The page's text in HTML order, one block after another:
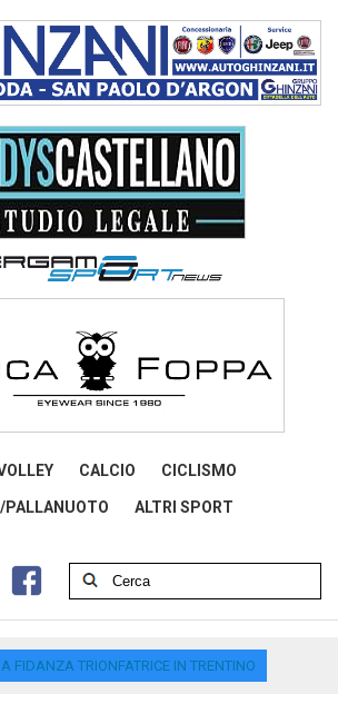
CALCIO CICLISMO
PALLANUOTO ALTRI SPORT
FIDANZA TRIONFATRICE IN TRENTINO